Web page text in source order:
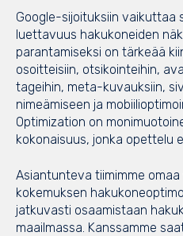
Google-sijoituksiin vaikuttaa
luettavuus hakukoneiden
parantamiseksi on tärkeää
osoitteisiin, otsikointeihin,
tageihin, meta-kuvauksiin,
nimeämiseen ja
Optimization on
kokonaisuus, jonka opettelu
Asiantunteva tiimimme
kokemuksen
jatkuvasti osaamistaan
maailmassa. Kanssamme